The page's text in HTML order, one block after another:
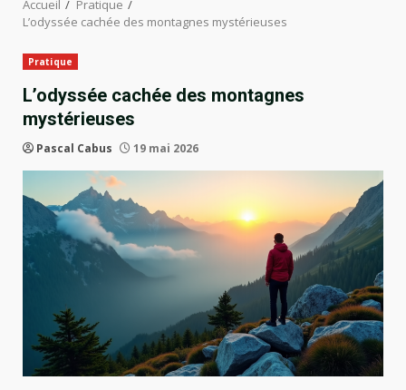
Accueil
Pratique
L’odyssée cachée des montagnes mystérieuses
Pratique
L’odyssée cachée des montagnes
mystérieuses
Pascal Cabus 19 mai 2026